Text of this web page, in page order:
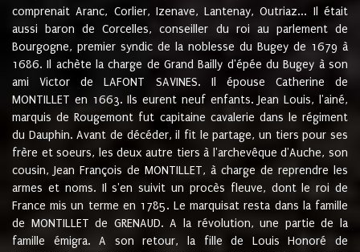
comprenait Aranc, Corlier, Izenave, Lantenay, Outriaz... Il était
aussi baron de Corcelles, conseiller du roi au parlement de
Bourgogne, premier syndic de la noblesse du Bugey de 1679 à
1686. Il achète la charge de Grand Bailly d'épée du Bugey à son
ami Victor de LAFONT SAVINES. Il épouse Catherine de
MONTILLET en 1663. Ils eurent neuf enfants. Jean Louis, l'ainé,
marquis de Rougemont fut capitaine cavalerie dans le régiment
du Dauphin. Avant de décéder, il fit le partage, un tiers pour ses
frère et soeurs, les deux autre tiers à l'archevêque d'Auche, son
cousin, Jean François de MONTILLET, à charge de reprendre les
armes et noms. Il s'en suivit un procès fleuve, dont le roi de
France mis un terme en 1785. Le marquisat resta dans la famille
de MONTILLET de GRENAUD. A la révolution, une partie de la
famille émigra. A son retour, la fille de Louis Honoré de